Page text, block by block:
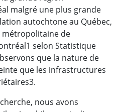
malgré une plus grande
autochtone au Québec,
métropolitaine de
selon Statistique
que la nature de
que les infrastructures
nous avons